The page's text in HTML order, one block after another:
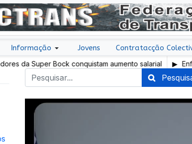
Informação Jovens Contratacção
Super Bock conquistam aumento salarial
em Greve